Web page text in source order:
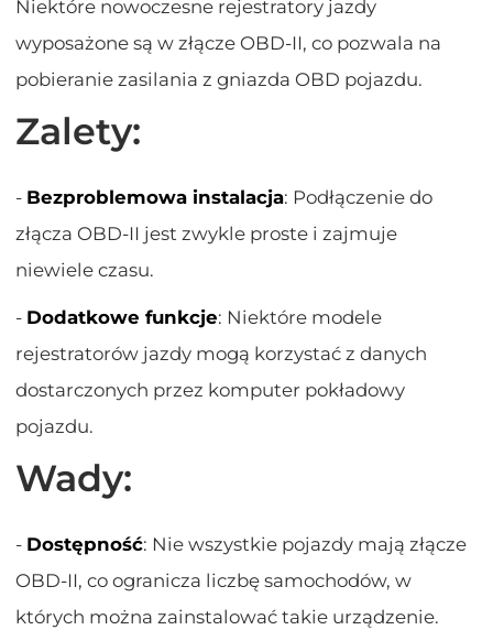
Niektóre nowoczesne rejestratory jazdy
wyposażone są w złącze OBD-II, co pozwala na
pobieranie zasilania z gniazda OBD pojazdu.
Zalety:
- Bezproblemowa instalacja: Podłączenie do
złącza OBD-II jest zwykle proste i zajmuje
niewiele czasu.
- Dodatkowe funkcje: Niektóre modele
rejestratorów jazdy mogą korzystać z danych
dostarczonych przez komputer pokładowy
pojazdu.
Wady:
- Dostępność: Nie wszystkie pojazdy mają złącze
OBD-II, co ogranicza liczbę samochodów, w
których można zainstalować takie urządzenie.